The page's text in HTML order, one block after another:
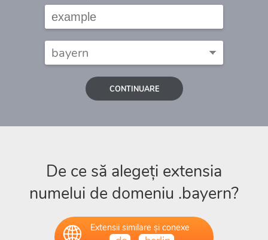
CONTINUARE
De ce să alegeți extensia
numelui de domeniu .bayern?
Extensii similare și conexe